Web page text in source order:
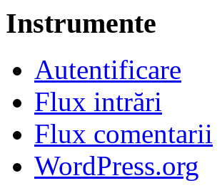
Instrumente
Autentificare
Flux intrări
Flux comentarii
WordPress.org